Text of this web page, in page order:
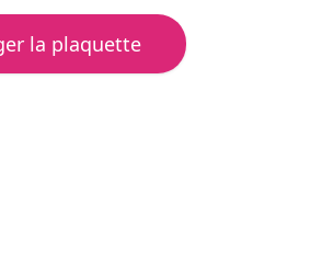
la plaquette